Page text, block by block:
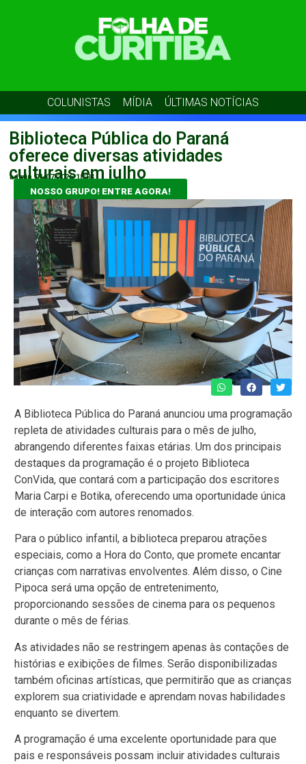
COLUNISTAS MÍDIA ÚLTIMAS NOTÍCIAS
Biblioteca Pública do Paraná
oferece diversas atividades
culturais em julho
admin 01/07/2026 18:03
NOSSO GRUPO! ENTRE AGORA!
A Biblioteca Pública do Paraná anunciou uma programação
repleta de atividades culturais para o mês de julho,
abrangendo diferentes faixas etárias. Um dos principais
destaques da programação é o projeto Biblioteca
ConVida, que contará com a participação dos escritores
Maria Carpi e Botika, oferecendo uma oportunidade única
de interação com autores renomados.
Para o público infantil, a biblioteca preparou atrações
especiais, como a Hora do Conto, que promete encantar
crianças com narrativas envolventes. Além disso, o Cine
Pipoca será uma opção de entretenimento,
proporcionando sessões de cinema para os pequenos
durante o mês de férias.
As atividades não se restringem apenas às contações de
histórias e exibições de filmes. Serão disponibilizadas
também oficinas artísticas, que permitirão que as crianças
explorem sua criatividade e aprendam novas habilidades
enquanto se divertem.
A programação é uma excelente oportunidade para que
pais e responsáveis possam incluir atividades culturais